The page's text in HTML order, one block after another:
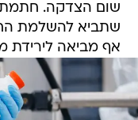
שום הצדקה.
שתביא להשלמת
אף מביאה לירידת